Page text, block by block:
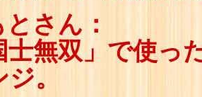
さん：
士無双」で使
。